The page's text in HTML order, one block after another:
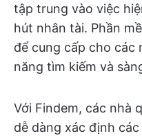
tập trung vào việc
hút nhân tài. Phần
để cung cấp cho các
năng tìm kiếm và
Với Findem, các nhà
dễ dàng xác định